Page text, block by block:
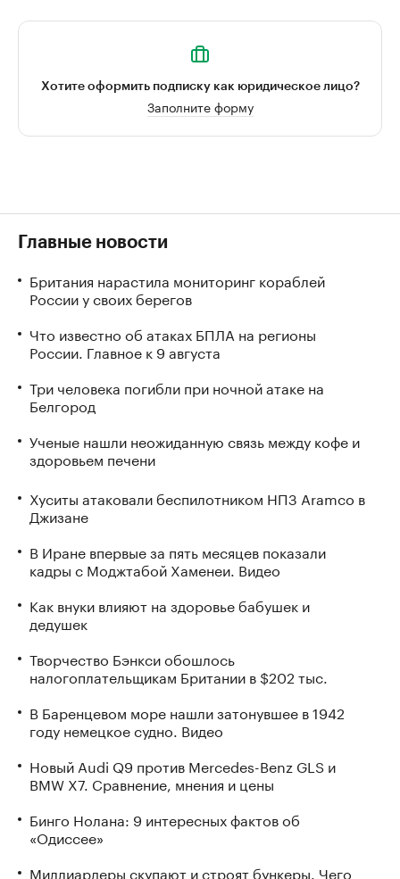
Хотите оформить подписку как юридическое лицо?
Заполните форму
Главные новости
Британия нарастила мониторинг кораблей
России у своих берегов
Что известно об атаках БПЛА на регионы
России. Главное к 9 августа
Три человека погибли при ночной атаке на
Белгород
Ученые нашли неожиданную связь между кофе и
здоровьем печени
Хуситы атаковали беспилотником НПЗ Aramco в
Джизане
В Иране впервые за пять месяцев показали
кадры с Моджтабой Хаменеи. Видео
Как внуки влияют на здоровье бабушек и
дедушек
Творчество Бэнкси обошлось
налогоплательщикам Британии в $202 тыс.
В Баренцевом море нашли затонувшее в 1942
году немецкое судно. Видео
Новый Audi Q9 против Mercedes-Benz GLS и
BMW X7. Сравнение, мнения и цены
Бинго Нолана: 9 интересных фактов об
«Одиссее»
Миллиардеры скупают и строят бункеры. Чего